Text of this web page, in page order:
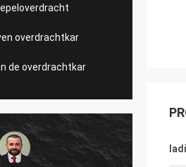
overdrachtkar
de overdrachtkar